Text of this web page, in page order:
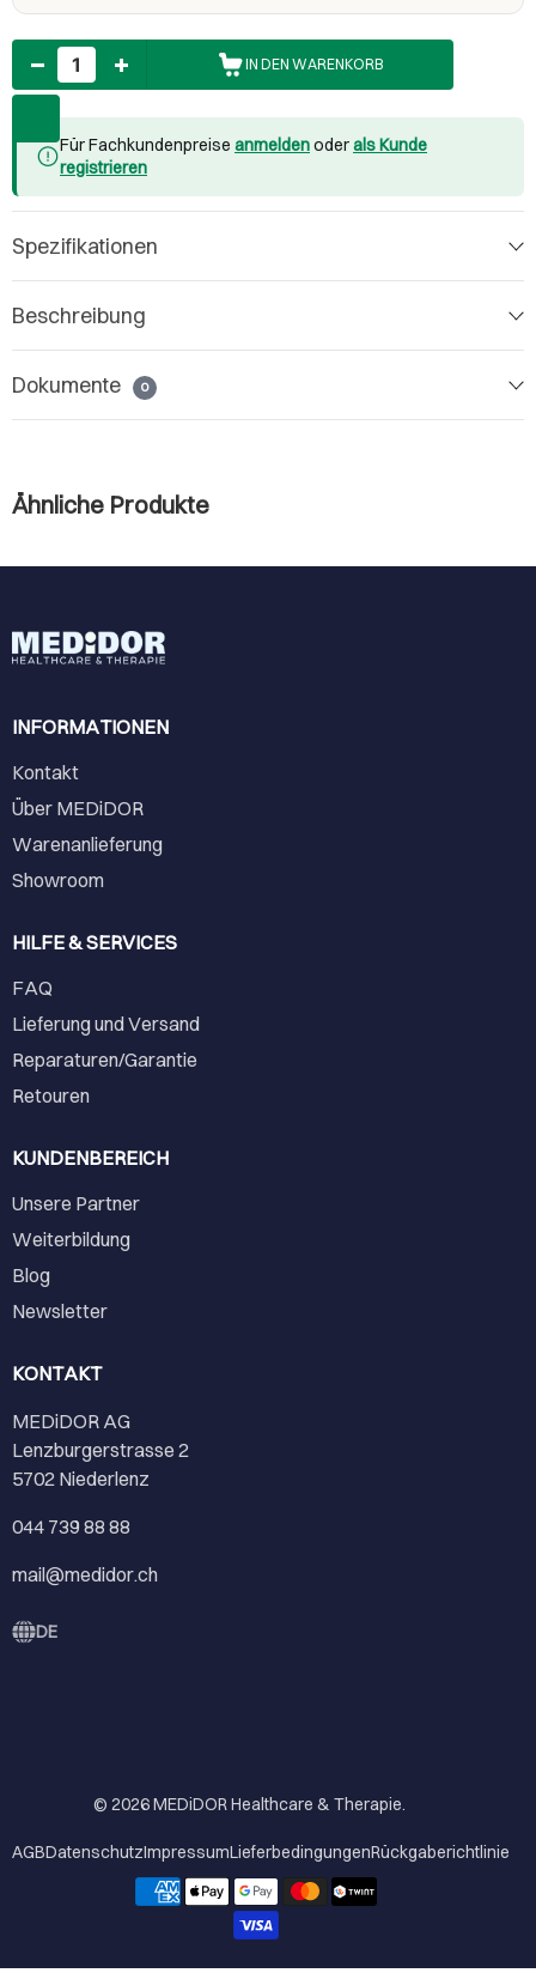
Anzahl
IN DEN WARENKORB
Für Fachkundenpreise anmeldenoderals Kunde
registrieren
Spezifikationen
Beschreibung
Dokumente 0
Ähnliche Produkte
INFORMATIONEN
Kontakt
Über MEDiDOR
Warenanlieferung
Showroom
HILFE & SERVICES
FAQ
Lieferung und Versand
Reparaturen/Garantie
Retouren
KUNDENBEREICH
Unsere Partner
Weiterbildung
Blog
Newsletter
KONTAKT
MEDiDOR AG
Lenzburgerstrasse 2
5702 Niederlenz
044 739 88 88
mail@medidor.ch
DE
© 2026MEDiDOR Healthcare & Therapie.
AGBDatenschutzImpressumLieferbedingungenRückgaberichtlinie